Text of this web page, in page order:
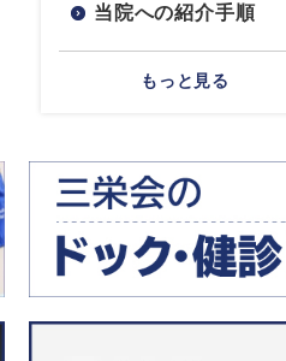
当院への紹介手順
もっと見る